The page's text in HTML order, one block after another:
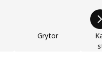
Grytor